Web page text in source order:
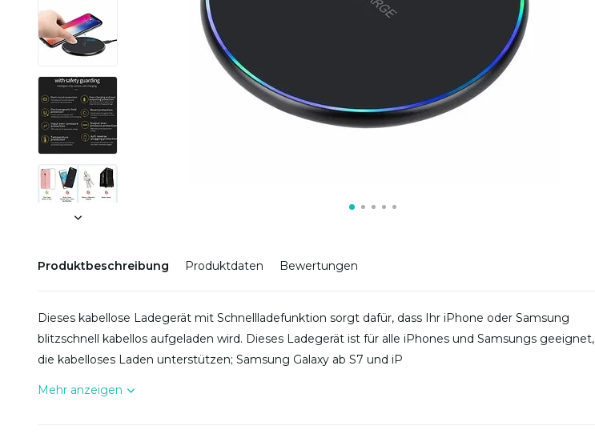
Produktbeschreibung Produktdaten Bewertungen
Dieses kabellose Ladegerät mit Schnellladefunktion sorgt dafür, dass Ihr iPhone oder Samsung
blitzschnell kabellos aufgeladen wird. Dieses Ladegerät ist für alle iPhones und Samsungs geeignet,
die kabelloses Laden unterstützen; Samsung Galaxy ab S7 und iP
Mehr anzeigen